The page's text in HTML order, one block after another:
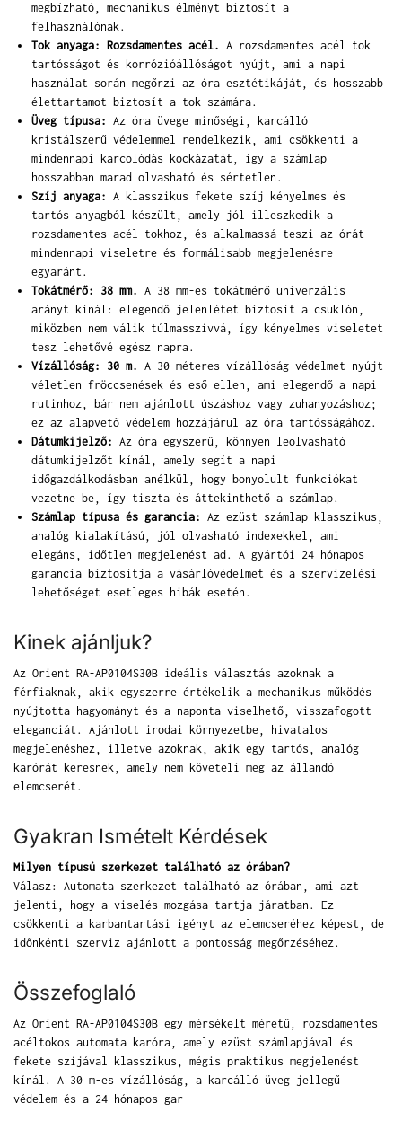
megbízható, mechanikus élményt biztosít a
felhasználónak.
Tok anyaga: Rozsdamentes acél. A rozsdamentes acél tok
tartósságot és korrózióállóságot nyújt, ami a napi
használat során megőrzi az óra esztétikáját, és hosszabb
élettartamot biztosít a tok számára.
Üveg típusa: Az óra üvege minőségi, karcálló
kristálszerű védelemmel rendelkezik, ami csökkenti a
mindennapi karcolódás kockázatát, így a számlap
hosszabban marad olvasható és sértetlen.
Szíj anyaga: A klasszikus fekete szíj kényelmes és
tartós anyagból készült, amely jól illeszkedik a
rozsdamentes acél tokhoz, és alkalmassá teszi az órát
mindennapi viseletre és formálisabb megjelenésre
egyaránt.
Tokátmérő: 38 mm. A 38 mm-es tokátmérő univerzális
arányt kínál: elegendő jelenlétet biztosít a csuklón,
miközben nem válik túlmasszívvá, így kényelmes viseletet
tesz lehetővé egész napra.
Vízállóság: 30 m. A 30 méteres vízállóság védelmet nyújt
véletlen fröccsenések és eső ellen, ami elegendő a napi
rutinhoz, bár nem ajánlott úszáshoz vagy zuhanyozáshoz;
ez az alapvető védelem hozzájárul az óra tartósságához.
Dátumkijelző: Az óra egyszerű, könnyen leolvasható
dátumkijelzőt kínál, amely segít a napi
időgazdálkodásban anélkül, hogy bonyolult funkciókat
vezetne be, így tiszta és áttekinthető a számlap.
Számlap típusa és garancia: Az ezüst számlap klasszikus,
analóg kialakítású, jól olvasható indexekkel, ami
elegáns, időtlen megjelenést ad. A gyártói 24 hónapos
garancia biztosítja a vásárlóvédelmet és a szervizelési
lehetőséget esetleges hibák esetén.
Kinek ajánljuk?
Az Orient RA-AP0104S30B ideális választás azoknak a
férfiaknak, akik egyszerre értékelik a mechanikus működés
nyújtotta hagyományt és a naponta viselhető, visszafogott
eleganciát. Ajánlott irodai környezetbe, hivatalos
megjelenéshez, illetve azoknak, akik egy tartós, analóg
karórát keresnek, amely nem követeli meg az állandó
elemcserét.
Gyakran Ismételt Kérdések
Milyen típusú szerkezet található az órában?
Válasz: Automata szerkezet található az órában, ami azt
jelenti, hogy a viselés mozgása tartja járatban. Ez
csökkenti a karbantartási igényt az elemcseréhez képest, de
időnkénti szerviz ajánlott a pontosság megőrzéséhez.
Összefoglaló
Az Orient RA-AP0104S30B egy mérsékelt méretű, rozsdamentes
acéltokos automata karóra, amely ezüst számlapjával és
fekete szíjával klasszikus, mégis praktikus megjelenést
kínál. A 30 m-es vízállóság, a karcálló üveg jellegű
védelem és a 24 hónapos gar